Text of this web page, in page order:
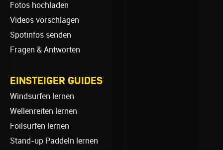
Fotos hochladen
Videos vorschlagen
Spotinfos senden
Fragen & Antworten
EINSTEIGER GUIDES
Windsurfen lernen
Wellenreiten lernen
Foilsurfen lernen
Stand-up Paddeln lernen